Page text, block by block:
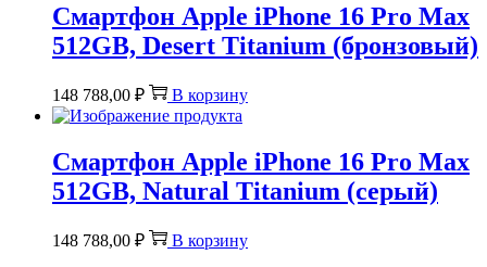
Смартфон Apple iPhone 16 Pro Max
512GB, Desert Titanium (бронзовый)
148 788,00 ₽ В корзину
Смартфон Apple iPhone 16 Pro Max
512GB, Natural Titanium (серый)
148 788,00 ₽ В корзину